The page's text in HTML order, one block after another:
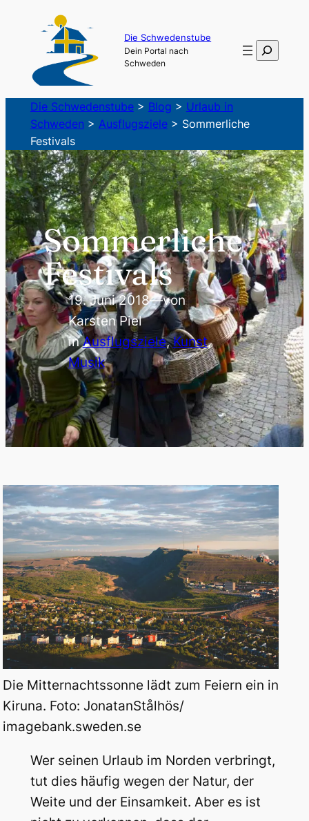
springen
Die Schwedenstube
Dein Portal nach
Schweden
Suchen
Die Schwedenstube> Blog > Urlaub in
Schweden > Ausflugsziele> Sommerliche
Festivals
Sommerliche
Festivals
19. Juni 2018—von
Karsten Piel
inAusflugsziele, Kunst ,
Musik
Die Mitternachtssonne lädt zum Feiern ein in
Kiruna. Foto: JonatanStålhös/
imagebank.sweden.se
Wer seinen Urlaub im Norden verbringt,
tut dies häufig wegen der Natur, der
Weite und der Einsamkeit. Aber es ist